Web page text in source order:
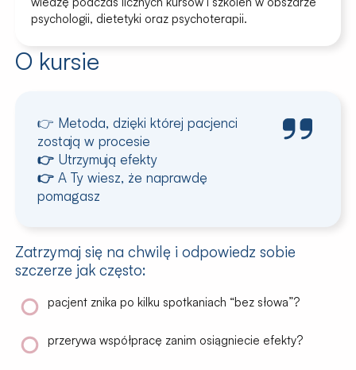
O kursie
👉 Metoda, dzięki której pacjenci
zostają w procesie
👉 Utrzymują efekty
👉 A Ty wiesz, że naprawdę
pomagasz
Zatrzymaj się na chwilę i odpowiedz sobie
szczerze jak często:
pacjent znika po kilku spotkaniach “bez słowa”?
przerywa współpracę zanim osiągniecie efekty?
psychologii, dietetyki oraz psychoterapii.